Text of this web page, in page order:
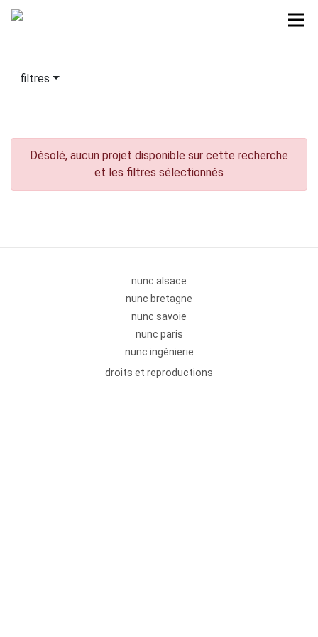
filtres
Désolé, aucun projet disponible sur cette recherche
et les filtres sélectionnés
nunc alsace
nunc bretagne
nunc savoie
nunc paris
nunc ingénierie
droits et reproductions